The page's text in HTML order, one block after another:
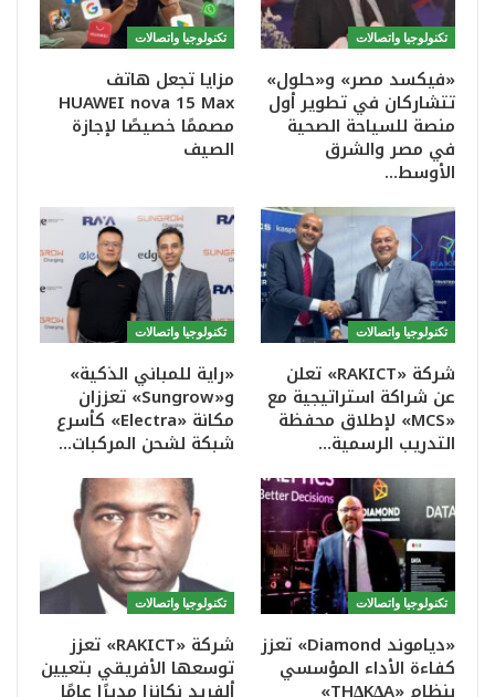
تكنولوجيا واتصالات
«فيكسد مصر» و«حلول»
تتشاركان في تطوير أول
منصة للسياحة الصحية
في مصر والشرق
الأوسط…
تكنولوجيا واتصالات
مزايا تجعل هاتف
HUAWEI nova 15 Max
مصممًا خصيصًا لإجازة
الصيف
تكنولوجيا واتصالات
شركة «RAKICT» تعلن
عن شراكة استراتيجية مع
«MCS» لإطلاق محفظة
التدريب الرسمية…
تكنولوجيا واتصالات
«راية للمباني الذكية»
و«Sungrow» تعززان
مكانة «Electra» كأسرع
شبكة لشحن المركبات…
تكنولوجيا واتصالات
«دياموند Diamond» تعزز
كفاءة الأداء المؤسسي
تكنولوجيا واتصالات
شركة «RAKICT» تعزز
توسعها الأفريقي بتعيين